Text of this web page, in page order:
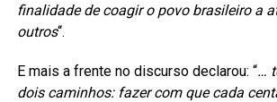
finalidade de coagir o povo brasileiro a
outros“.
E mais a frente no discurso declarou: “…
dois caminhos: fazer com que cada